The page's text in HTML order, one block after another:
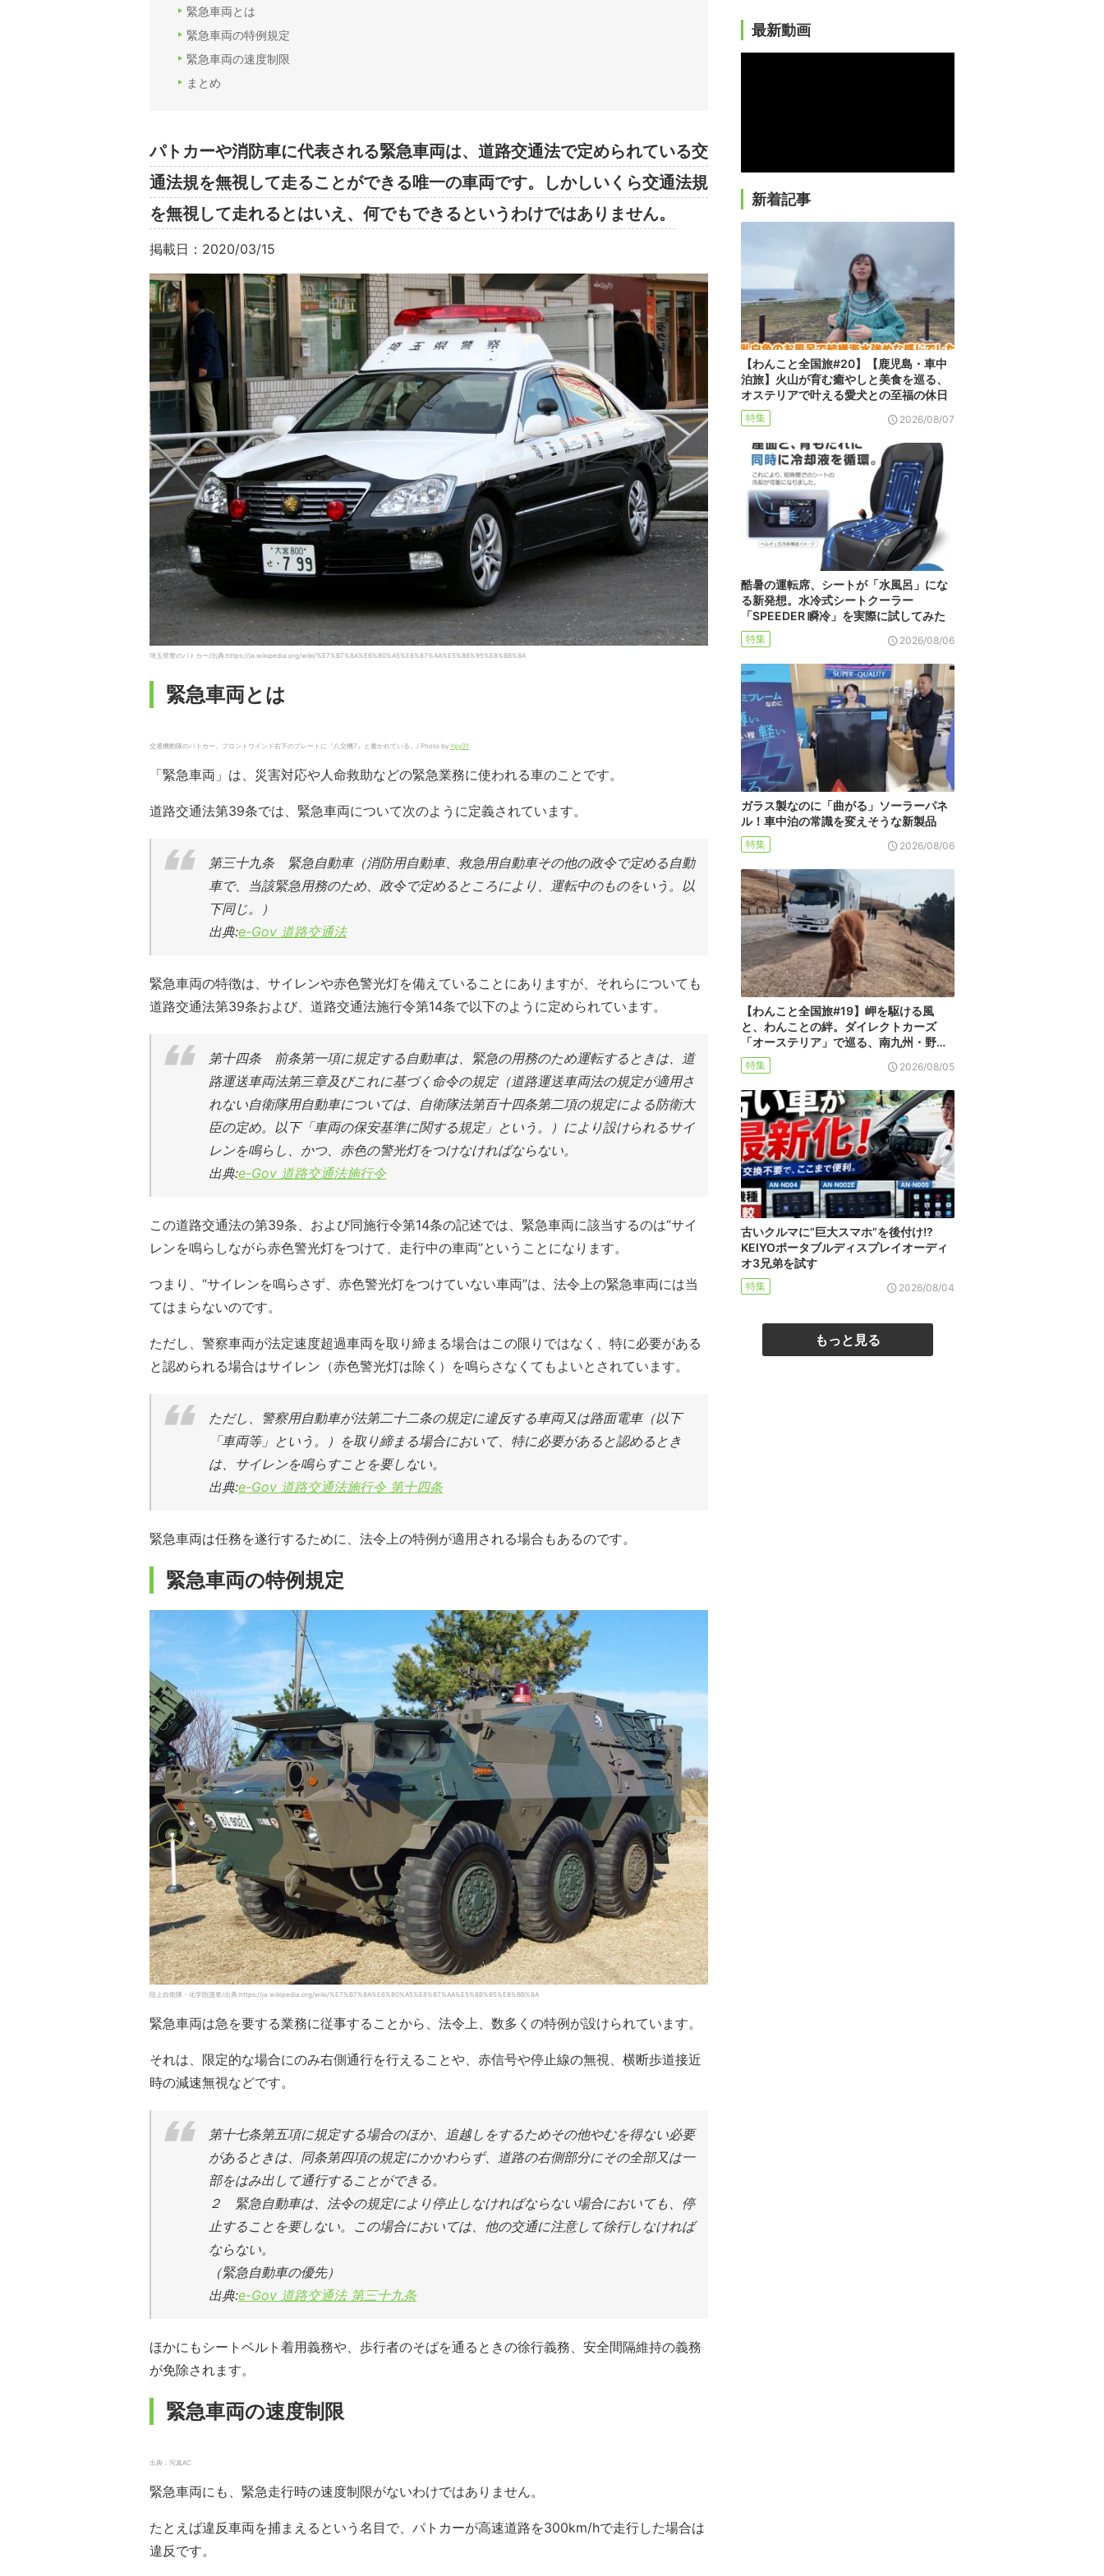
緊急車両とは
緊急車両の特例規定
緊急車両の速度制限
まとめ
パトカーや消防車に代表される緊急車両は、道路交通法で定められている交
通法規を無視して走ることができる唯一の車両です。しかしいくら交通法規
を無視して走れるとはいえ、何でもできるというわけではありません。
掲載日：2020/03/15
埼玉県警のパトカー/出典:https://ja.wikipedia.org/wiki/%E7%B7%8A%E6%80%A5%E8%87%AA%E5%8B%95%E8%BB%8A
緊急車両とは
交通機動隊のパトカー。フロントウインド右下のプレートに『八交機7』と書かれている。/ Photo by Ypy31
「緊急車両」は、災害対応や人命救助などの緊急業務に使われる車のことです。
道路交通法第39条では、緊急車両について次のように定義されています。
第三十九条 緊急自動車（消防用自動車、救急用自動車その他の政令で定める自動
車で、当該緊急用務のため、政令で定めるところにより、運転中のものをいう。以
下同じ。）
出典:e-Gov 道路交通法
緊急車両の特徴は、サイレンや赤色警光灯を備えていることにありますが、それらについても
道路交通法第39条および、道路交通法施行令第14条で以下のように定められています。
第十四条 前条第一項に規定する自動車は、緊急の用務のため運転するときは、道
路運送車両法第三章及びこれに基づく命令の規定（道路運送車両法の規定が適用さ
れない自衛隊用自動車については、自衛隊法第百十四条第二項の規定による防衛大
臣の定め。以下「車両の保安基準に関する規定」という。）により設けられるサイ
レンを鳴らし、かつ、赤色の警光灯をつけなければならない。
出典:e-Gov 道路交通法施行令
この道路交通法の第39条、および同施行令第14条の記述では、緊急車両に該当するのは“サイ
レンを鳴らしながら赤色警光灯をつけて、走行中の車両”ということになります。
つまり、“サイレンを鳴らさず、赤色警光灯をつけていない車両”は、法令上の緊急車両には当
てはまらないのです。
ただし、警察車両が法定速度超過車両を取り締まる場合はこの限りではなく、特に必要がある
と認められる場合はサイレン（赤色警光灯は除く）を鳴らさなくてもよいとされています。
ただし、警察用自動車が法第二十二条の規定に違反する車両又は路面電車（以下
「車両等」という。）を取り締まる場合において、特に必要があると認めるとき
は、サイレンを鳴らすことを要しない。
出典:e-Gov 道路交通法施行令 第十四条
緊急車両は任務を遂行するために、法令上の特例が適用される場合もあるのです。
緊急車両の特例規定
陸上自衛隊・化学防護車/出典:https://ja.wikipedia.org/wiki/%E7%B7%8A%E6%80%A5%E8%87%AA%E5%8B%95%E8%BB%8A
緊急車両は急を要する業務に従事することから、法令上、数多くの特例が設けられています。
それは、限定的な場合にのみ右側通行を行えることや、赤信号や停止線の無視、横断歩道接近
時の減速無視などです。
第十七条第五項に規定する場合のほか、追越しをするためその他やむを得ない必要
があるときは、同条第四項の規定にかかわらず、道路の右側部分にその全部又は一
部をはみ出して通行することができる。
２ 緊急自動車は、法令の規定により停止しなければならない場合においても、停
止することを要しない。この場合においては、他の交通に注意して徐行しなければ
ならない。
（緊急自動車の優先）
出典:e-Gov 道路交通法 第三十九条
ほかにもシートベルト着用義務や、歩行者のそばを通るときの徐行義務、安全間隔維持の義務
が免除されます。
緊急車両の速度制限
出典：写真AC
緊急車両にも、緊急走行時の速度制限がないわけではありません。
たとえば違反車両を捕まえるという名目で、パトカーが高速道路を300km/hで走行した場合は
違反です。
最新動画
新着記事
【わんこと全国旅#20】【鹿児島・車中
泊旅】火山が育む癒やしと美食を巡る、
オステリアで叶える愛犬との至福の休日
特集 2026/08/07
酷暑の運転席、シートが「水風呂」にな
る新発想。水冷式シートクーラー
「SPEEDER 瞬冷」を実際に試してみた
特集 2026/08/06
ガラス製なのに「曲がる」ソーラーパネ
ル！車中泊の常識を変えそうな新製品
特集 2026/08/06
【わんこと全国旅#19】岬を駆ける風
と、わんことの絆。ダイレクトカーズ
「オーステリア」で巡る、南九州・野…
特集 2026/08/05
古いクルマに“巨大スマホ”を後付け!?
KEIYOポータブルディスプレイオーディ
オ3兄弟を試す
特集 2026/08/04
もっと見る